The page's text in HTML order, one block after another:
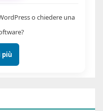
o chiedere una
più